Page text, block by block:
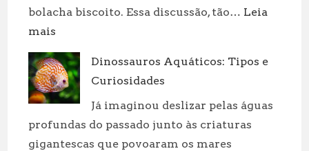
bolacha biscoito. Essa discussão, tão… Leia
mais
Biscoito:
Qual
é
Diferença?
Dinossauros Aquáticos: Tipos e
Curiosidades
Já imaginou deslizar pelas águas
profundas do passado junto às criaturas
gigantescas que povoaram os mares